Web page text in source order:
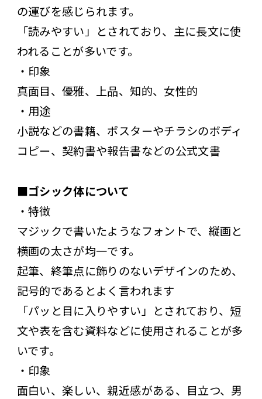
の運びを感じられます。
「読みやすい」とされており、主に長文に使
われることが多いです。
・印象
真面目、優雅、上品、知的、女性的
・用途
小説などの書籍、ポスターやチラシのボディ
コピー、契約書や報告書などの公式文書
■ゴシック体について
・特徴
マジックで書いたようなフォントで、縦画と
横画の太さが均一です。
起筆、終筆点に飾りのないデザインのため、
記号的であるとよく言われます
「パッと目に入りやすい」とされており、短
文や表を含む資料などに使用されることが多
いです。
・印象
面白い、楽しい、親近感がある、目立つ、男